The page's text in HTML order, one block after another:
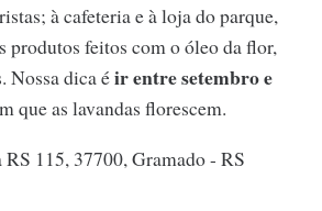
à cafeteria e à loja do parque,
produtos feitos com o óleo da flor,
Nossa dica éir entre setembro e
que as lavandas florescem.
RS 115, 37700, Gramado - RS